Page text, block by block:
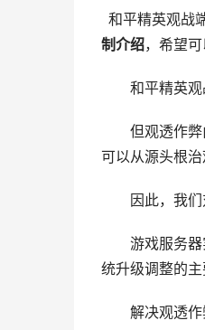
和平精英观战
制介绍，希望可
和平精英观
但观透作弊由
可以从源头根治
因此，我们对
游戏服务器实
统升级调整的主
解决观透作